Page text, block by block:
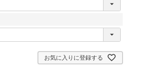
お気に入りに登録する